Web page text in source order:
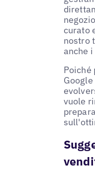
curato
nostro
anche
Poiché
vuole